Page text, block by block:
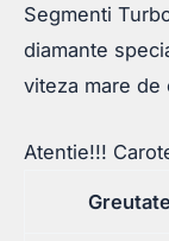
Segmenti
diamante
viteza mare de
Atentie!!!
Greutate